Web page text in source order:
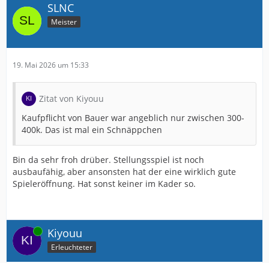
SLNC
Meister
19. Mai 2026 um 15:33
Zitat von Kiyouu
Kaufpflicht von Bauer war angeblich nur zwischen 300-
400k. Das ist mal ein Schnäppchen
Bin da sehr froh drüber. Stellungsspiel ist noch
ausbaufähig, aber ansonsten hat der eine wirklich gute
Spieleröffnung. Hat sonst keiner im Kader so.
Online Kiyouu
Erleuchteter